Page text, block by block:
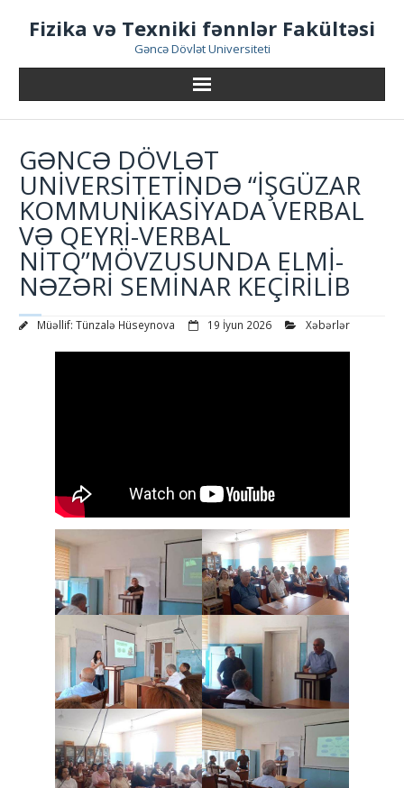
Fizika və Texniki fənnlər Fakültəsi
Gəncə Dövlət Universiteti
GƏNCƏ DÖVLƏT
UNİVERSİTETİNDƏ “İŞGÜZAR
KOMMUNİKASİYADA VERBAL
VƏ QEYRİ-VERBAL
NİTQ”MÖVZUSUNDA ELMİ-
NƏZƏRİ SEMİNAR KEÇİRİLİB
Müəllif: Tünzalə Hüseynova 19 İyun 2026 Xəbərlər